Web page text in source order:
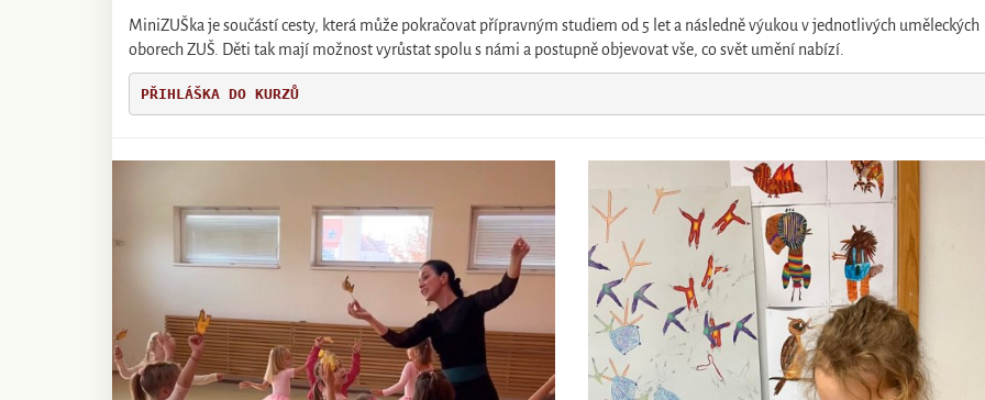
MiniZUŠka je součástí cesty, která může pokračovat přípravným studiem od 5 let a následně výukou v jednotlivých uměleckých
oborech ZUŠ. Děti tak mají možnost vyrůstat spolu s námi a postupně objevovat vše, co svět umění nabízí.
PŘIHLÁŠKA DO KURZŮ